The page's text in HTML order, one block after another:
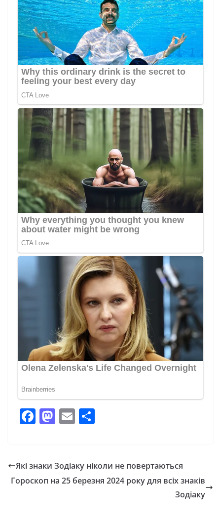
F
e
b
M
o
d
E
l л
и
Які знаки Зодіаку ніколи не повертаються
Гороскоп на 25 березня 2024 року для всіх знаків
Зодіаку